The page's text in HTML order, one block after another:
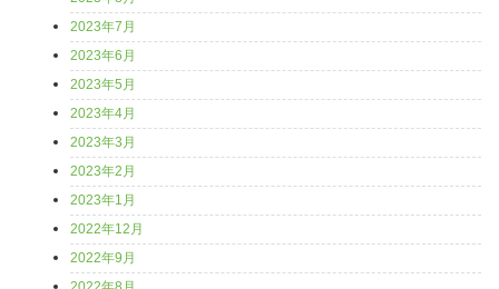
2023年7月
2023年6月
2023年5月
2023年4月
2023年3月
2023年2月
2023年1月
2022年12月
2022年9月